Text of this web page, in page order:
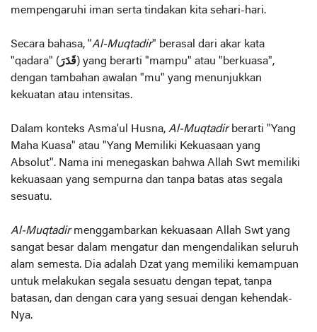
mempengaruhi iman serta tindakan kita sehari-hari.
Secara bahasa, "Al-Muqtadir" berasal dari akar kata
"qadara" (قَدَرَ) yang berarti "mampu" atau "berkuasa",
dengan tambahan awalan "mu" yang menunjukkan
kekuatan atau intensitas.
Dalam konteks Asma'ul Husna, Al-Muqtadirberarti "Yang
Maha Kuasa" atau "Yang Memiliki Kekuasaan yang
Absolut". Nama ini menegaskan bahwa Allah Swt memiliki
kekuasaan yang sempurna dan tanpa batas atas segala
sesuatu.
Al-Muqtadirmenggambarkan kekuasaan Allah Swt yang
sangat besar dalam mengatur dan mengendalikan seluruh
alam semesta. Dia adalah Dzat yang memiliki kemampuan
untuk melakukan segala sesuatu dengan tepat, tanpa
batasan, dan dengan cara yang sesuai dengan kehendak-
Nya.